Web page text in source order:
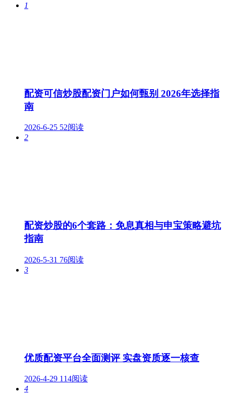
1
配资可信炒股配资门户如何甄别 2026年选择指
南
2026-6-25 52阅读
2
配资炒股的6个套路：免息真相与申宝策略避坑
指南
2026-5-31 76阅读
3
优质配资平台全面测评 实盘资质逐一核查
2026-4-29 114阅读
4